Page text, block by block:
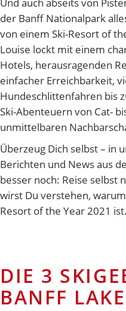
Und auch abseits von
der Banff Nationalpark
von einem Ski-Resort of
Louise lockt mit einem
Hotels, herausragenden
einfacher Erreichbarkeit,
Hundeschlittenfahren bis
Ski-Abenteuern von Cat-
unmittelbaren
Überzeug Dich selbst – in
Berichten und News aus
besser noch: Reise selbst
wirst Du verstehen,
Resort of the Year 2021 ist.
DIE 3
BANFF